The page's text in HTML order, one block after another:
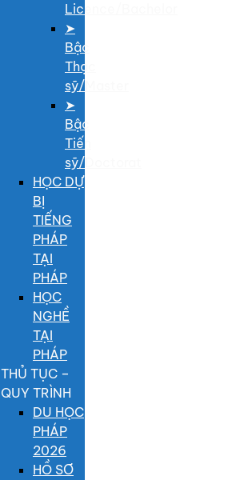
Licence/Bachelor
➤
Bậc
Thạc
sỹ/Master
➤
Bậc
Tiến
sỹ/Doctorat
HỌC DỰ
BỊ
TIẾNG
PHÁP
TẠI
PHÁP
HỌC
NGHỀ
TẠI
PHÁP
THỦ TỤC –
QUY TRÌNH
DU HỌC
PHÁP
2026
HỒ SƠ